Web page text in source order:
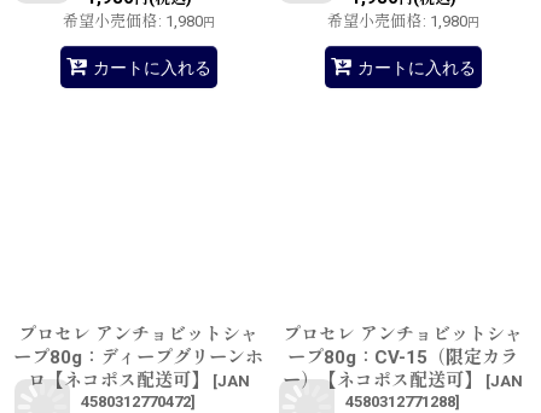
希望小売価格: 1,980円
カートに入れる
希望小売価格: 1,980円
カートに入れる
プロセレ アンチョビットシャ
ープ80g：ディープグリーンホ
ロ【ネコポス配送可】
[JAN
4580312770472]
プロセレ アンチョビットシャ
ープ80g：CV-15（限定カラ
ー）【ネコポス配送可】
[JAN
4580312771288]